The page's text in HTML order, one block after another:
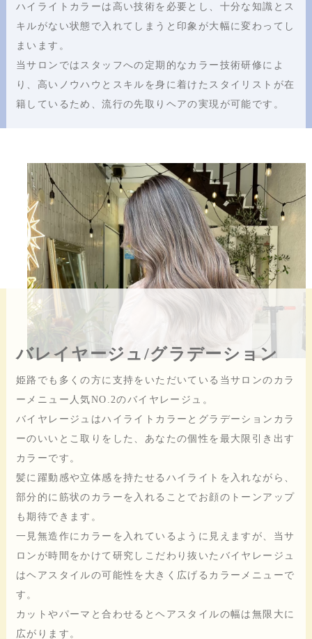
ハイライトカラーは高い技術を必要とし、十分な知識とス
キルがない状態で入れてしまうと印象が大幅に変わってし
まいます。
当サロンではスタッフへの定期的なカラー技術研修によ
り、高いノウハウとスキルを身に着けたスタイリストが在
籍しているため、流行の先取りヘアの実現が可能です。
バレイヤージュ/グラデーション
姫路でも多くの方に支持をいただいている当サロンのカラ
ーメニュー人気NO.2のバイヤレージュ。
バイヤレージュはハイライトカラーとグラデーションカラ
ーのいいとこ取りをした、あなたの個性を最大限引き出す
カラーです。
髪に躍動感や立体感を持たせるハイライトを入れながら、
部分的に筋状のカラーを入れることでお顔のトーンアップ
も期待できます。
一見無造作にカラーを入れているように見えますが、当サ
ロンが時間をかけて研究しこだわり抜いたバイヤレージュ
はヘアスタイルの可能性を大きく広げるカラーメニューで
す。
カットやパーマと合わせるとヘアスタイルの幅は無限大に
広がります。